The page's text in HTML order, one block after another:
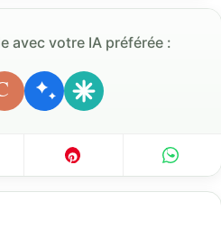
avec votre IA préférée :